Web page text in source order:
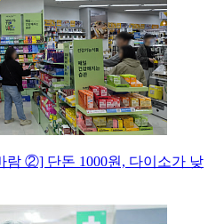
람 ②] 단돈 1000원, 다이소가 낮